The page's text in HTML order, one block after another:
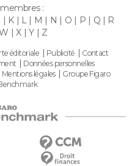
:
K L M N O P Q
R
X Y Z
éditoriale Publicité
Contact
Données personnelles
Mentions légales
Groupe Figaro